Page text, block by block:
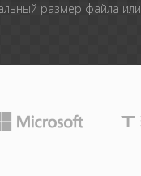
размер файла или